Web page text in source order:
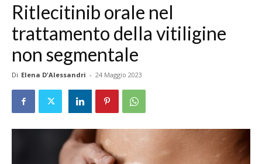
Ritlecitinib orale nel
trattamento della vitiligine
non segmentale
Di Elena D'Alessandri - 24 Maggio 2023